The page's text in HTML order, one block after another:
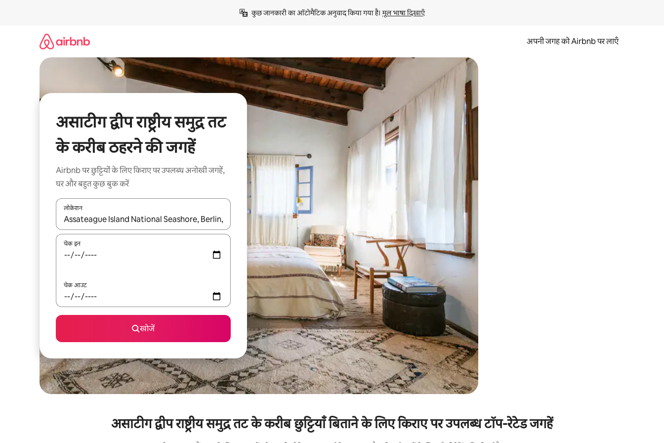
कुछ जानकारी का ऑटोमैटिक अनुवाद किया गया है। मूल भाषा दिखाएँ
अपनी जगह को Airbnb पर लाएँ
असाटीग द्वीप राष्ट्रीय समुद्र तट
के करीब ठहरने की जगहें
Airbnb पर छुट्टियों के लिए किराए पर उपलब्ध अनोखी जगहें,
घर और बहुत कुछ बुक करें
लोकेशन
नतीजों के उपलब्ध होने पर, अप और डाउन 'ऐरो की' का इस्तेमाल करके नेविगेट करें या टच या फिर स्वाइप जेस्चर का इस्तेमाल करके एक्सप्लोर करें।
चेक इन
चेक आउट
खोजें
असाटीग द्वीप राष्ट्रीय समुद्र तट के करीब छुट्टियाँ बिताने के लिए किराए पर उपलब्ध टॉप-रेटेड जगहें